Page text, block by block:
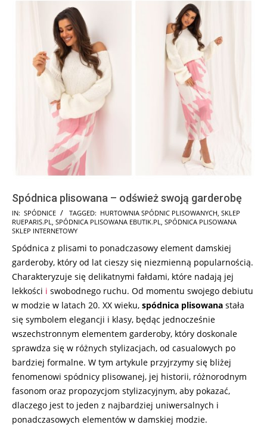
Spódnica plisowana – odśwież swoją garderobę
2025-
09-
IN: SPÓDNICE TAGGED: HURTOWNIA SPÓDNIC PLISOWANYCH SKLEP
RUEPARIS.PL
SPÓDNICA PLISOWANA EBUTIK.PL
SPÓDNICA PLISOWANA
SKLEP INTERNETOWY
Spódnica z plisami to ponadczasowy element damskiej
garderoby, który od lat cieszy się niezmienną popularnością.
Charakteryzuje się delikatnymi fałdami, które nadają jej
lekkości i swobodnego ruchu. Od momentu swojego debiutu
w modzie w latach 20. XX wieku, spódnica plisowana stała
się symbolem elegancji i klasy, będąc jednocześnie
wszechstronnym elementem garderoby, który doskonale
sprawdza się w różnych stylizacjach, od casualowych po
bardziej formalne. W tym artykule przyjrzymy się bliżej
fenomenowi spódnicy plisowanej, jej historii, różnorodnym
fasonom oraz propozycjom stylizacyjnym, aby pokazać,
dlaczego jest to jeden z najbardziej uniwersalnych i
ponadczasowych elementów w damskiej modzie.